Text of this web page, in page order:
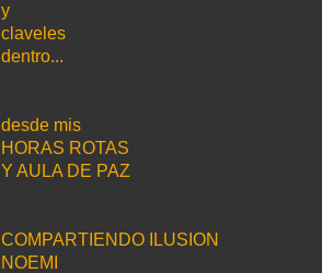
y
claveles
dentro...
desde mis
HORAS ROTAS
Y AULA DE PAZ
COMPARTIENDO ILUSION
NOEMI